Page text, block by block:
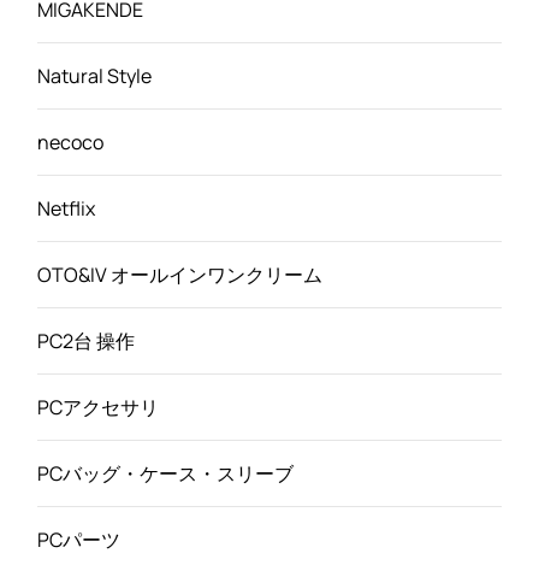
MIGAKENDE
Natural Style
necoco
Netflix
OTO&IV オールインワンクリーム
PC2台 操作
PCアクセサリ
PCバッグ・ケース・スリーブ
PCパーツ